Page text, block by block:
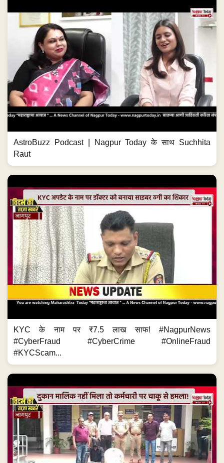
AstroBuzz Podcast | Nagpur Today के साथ Suchhita
Raut
KYC के नाम पर ₹7.5 लाख साफ! #NagpurNews
#CyberFraud #CyberCrime #OnlineFraud
#KYCScam...